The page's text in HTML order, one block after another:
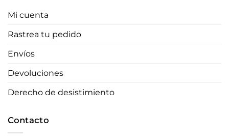
Mi cuenta
Rastrea tu pedido
Envíos
Devoluciones
Derecho de desistimiento
Contacto